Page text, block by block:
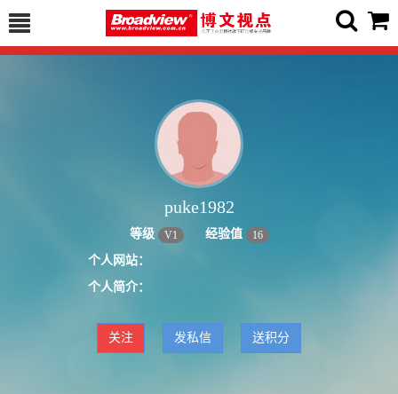
puke1982
等级 V1 经验值 16
个人网站：
个人简介：
关注 发私信 送积分